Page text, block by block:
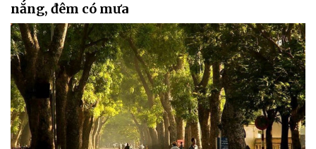
nắng, đêm có mưa